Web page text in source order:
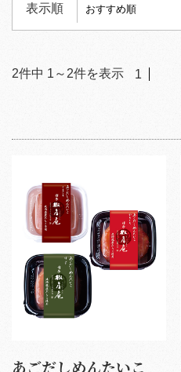
表示順
2件中 1 ～ 2件を表示 1
あごだしめんたいこ